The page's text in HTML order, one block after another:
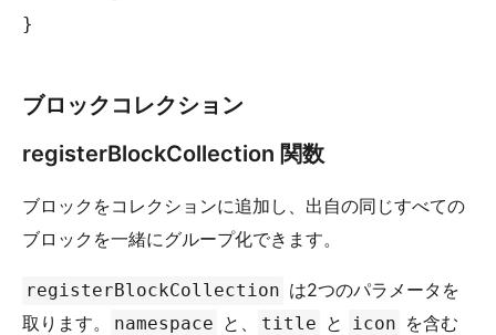
}
ブロックコレクション
registerBlockCollection 関数
ブロックをコレクションに追加し、出自の同じすべての
ブロックを一緒にグループ化できます。
registerBlockCollection は2つのパラメータを
取ります。
namespace と、 title と icon を含む